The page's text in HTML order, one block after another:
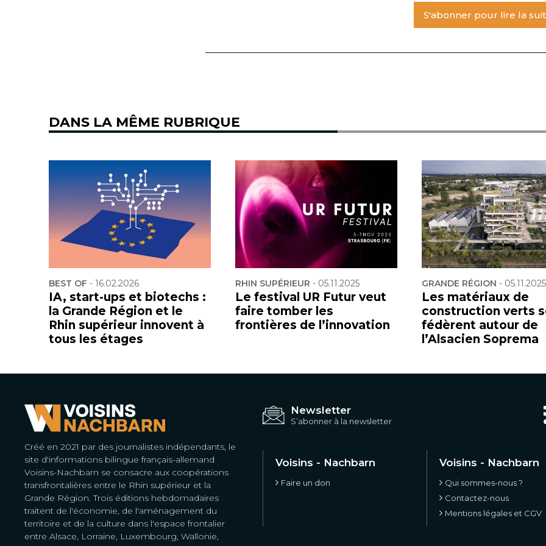
S'abonner pour lire la
DANS LA MÊME RUBRIQUE
BEST OF - 16.02.2026
IA, start-ups et biotechs :
la Grande Région et le
Rhin supérieur innovent à
tous les étages
RHIN SUPÉRIEUR - 05.11.2025
Le festival UR Futur veut
faire tomber les
frontières de l’innovation
GRANDE RÉGION - 05.11.2025
Les matériaux de
construction verts
fédèrent autour de
l’Alsacien Soprema
Créé en 2021 par des journalistes indépendants, le
site d'informations bilingue français-allemand
Voisins-Nachbarn se consacre aux coopérations
transfrontalières entre le Rhin supérieur et la
Grande Région. Trois éditions hebdomadaires
traitent de l'économie, de l'aménagement du
territoire et de la culture dans l'espace frontalier
entre Alsace, Lorraine, Luxembourg, Wallonie,
Newsletter
S’abonner à la newsletter
Voisins - Nachbarn
Faire un don
Voisins - Nachbarn
Qui sommes-nous ?
Contactez-nous
Mentions légales et CGV